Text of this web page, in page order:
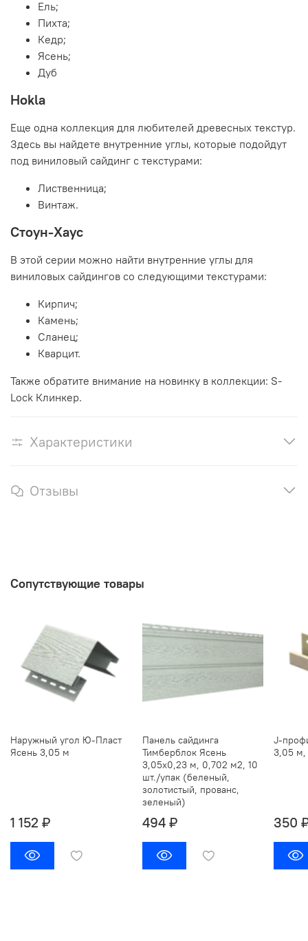
Ель;
Пихта;
Кедр;
Ясень;
Дуб
Hokla
Еще одна коллекция для любителей древесных текстур.
Здесь вы найдете внутренние углы, которые подойдут
под виниловый сайдинг с текстурами:
Лиственница;
Винтаж.
Стоун-Хаус
В этой серии можно найти внутренние углы для
виниловых сайдингов со следующими текстурами:
Кирпич;
Камень;
Сланец;
Кварцит.
Также обратите внимание на новинку в коллекции: S-
Lock Клинкер.
Характеристики
Отзывы
Сопутствующие товары
Наружный угол Ю-Пласт
Ясень 3,05 м
1 152 ₽
Панель сайдинга
Тимберблок Ясень
3,05х0,23 м, 0,702 м2, 10
шт./упак (беленый,
золотистый, прованс,
зеленый)
494 ₽
J-
3,05 м,
350